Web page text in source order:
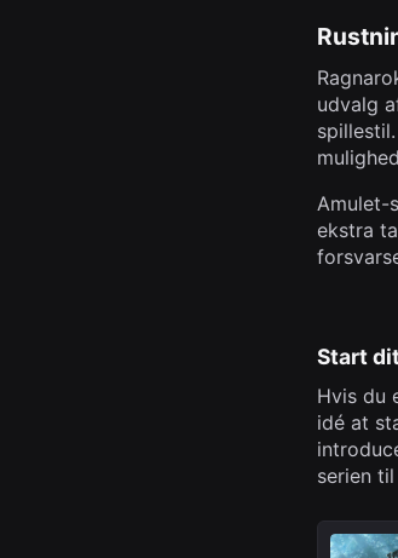
udvalg
Amulet-
ekstra
Start
Hvis du
idé at
serien